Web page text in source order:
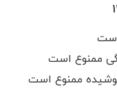
ممنوع است
ممنوع است